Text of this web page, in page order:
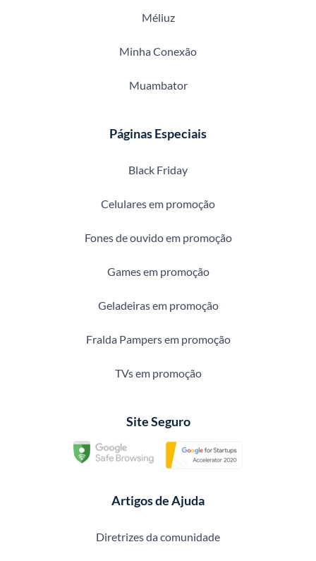
Méliuz
Minha Conexão
Muambator
Páginas Especiais
Black Friday
Celulares em promoção
Fones de ouvido em promoção
Games em promoção
Geladeiras em promoção
Fralda Pampers em promoção
TVs em promoção
Site Seguro
Artigos de Ajuda
Diretrizes da comunidade